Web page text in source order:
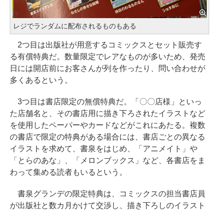
レジでランダムに配布されるものもある
2つ目は出版社が用意するコミックスとセット販売す
る有償特典だ。数量限定でレアなものが多いため、発売
日には開店前にお客さんが列を作ったり、問い合わせが
多くあるという。
3つ目は書店限定の無償特典だ。「〇〇店様」といっ
た店舗名と、その書店用に描き下ろされたイラストなど
を使用したペーパーやカードなどがこれにあたる。複数
の書店で限定の特典がある場合には、書店ごとの異なる
イラストを求めて、書泉をはじめ、「アニメイト」や
「とらのあな」、「メロンブックス」など、各書店をま
わって集める読者もいるという。
書泉グランデの限定特典は、コミックスの担当書店員
が出版社と数カ月かけて交渉し、描き下ろしのイラスト